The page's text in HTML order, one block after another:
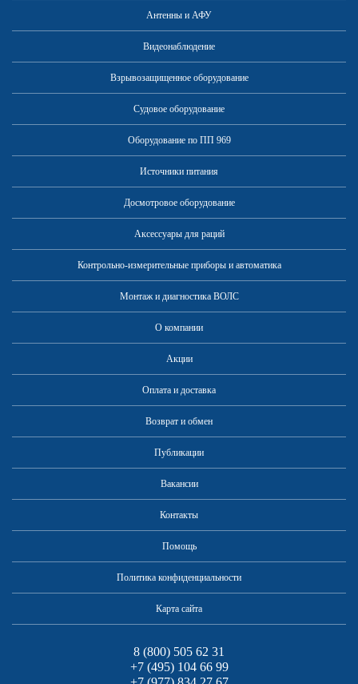
Антенны и АФУ
Видеонаблюдение
Взрывозащищенное оборудование
Судовое оборудование
Оборудование по ПП 969
Источники питания
Досмотровое оборудование
Аксессуары для раций
Контрольно-измерительные приборы и автоматика
Монтаж и диагностика ВОЛС
О компании
Акции
Оплата и доставка
Возврат и обмен
Публикации
Вакансии
Контакты
Помощь
Политика конфиденциальности
Карта сайта
8 (800) 505 62 31
+7 (495) 104 66 99